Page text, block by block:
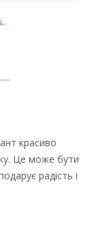
красиво
Це може бути
радість і